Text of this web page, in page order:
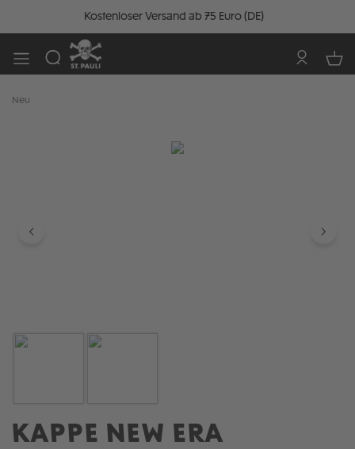
Kostenloser Versand ab 75 Euro (DE)
Neu
KAPPE NEW ERA